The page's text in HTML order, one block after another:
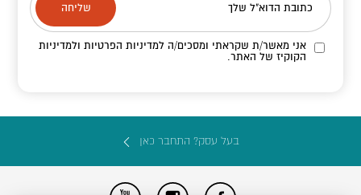
כתובת הדוא"ל שלך
אני מאשר/ת שקראתי ומסכים/הלמדיניות הפרטיות ולמדיניות
הקוקיז של האתר.
בעל עסק? התחבר כאן